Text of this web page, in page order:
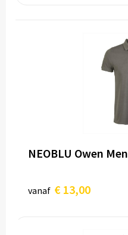
NEOBLU Owen Men
vanaf € 13,00